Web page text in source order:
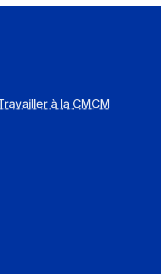
à la CMCM